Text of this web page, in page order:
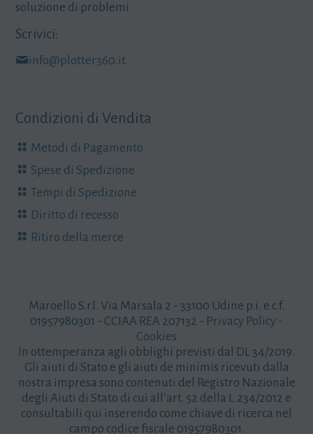
soluzione di problemi
Scrivici:
info@plotter360.it
Condizioni di Vendita
Metodi di Pagamento
Spese di Spedizione
Tempi di Spedizione
Diritto di recesso
Ritiro della merce
Maroello S.r.l. Via Marsala 2 - 33100 Udine p.i. e c.f.
01957980301 - CCIAA REA 207132 - Privacy Policy -
Cookies
In ottemperanza agli obblighi previsti dal DL 34/2019.
Gli aiuti di Stato e gli aiuti de minimis ricevuti dalla
nostra impresa sono contenuti del Registro Nazionale
degli Aiuti di Stato di cui all’art. 52 della L.234/2012 e
consultabili qui inserendo come chiave di ricerca nel
campo codice fiscale 01957980301.